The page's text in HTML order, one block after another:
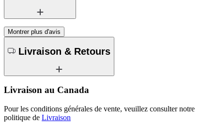
Montrer plus d'avis
Livraison & Retours
Livraison au Canada
Pour les conditions générales de vente, veuillez consulter notre
politique de Livraison